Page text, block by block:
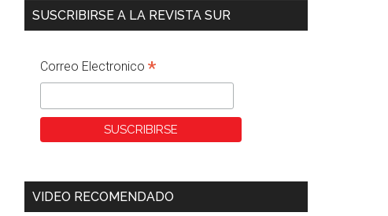
SUSCRIBIRSE A LA REVISTA SUR
Correo Electronico *
VIDEO RECOMENDADO